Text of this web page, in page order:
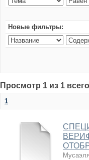
Новые фильтры:
Просмотр 1 из 1
1